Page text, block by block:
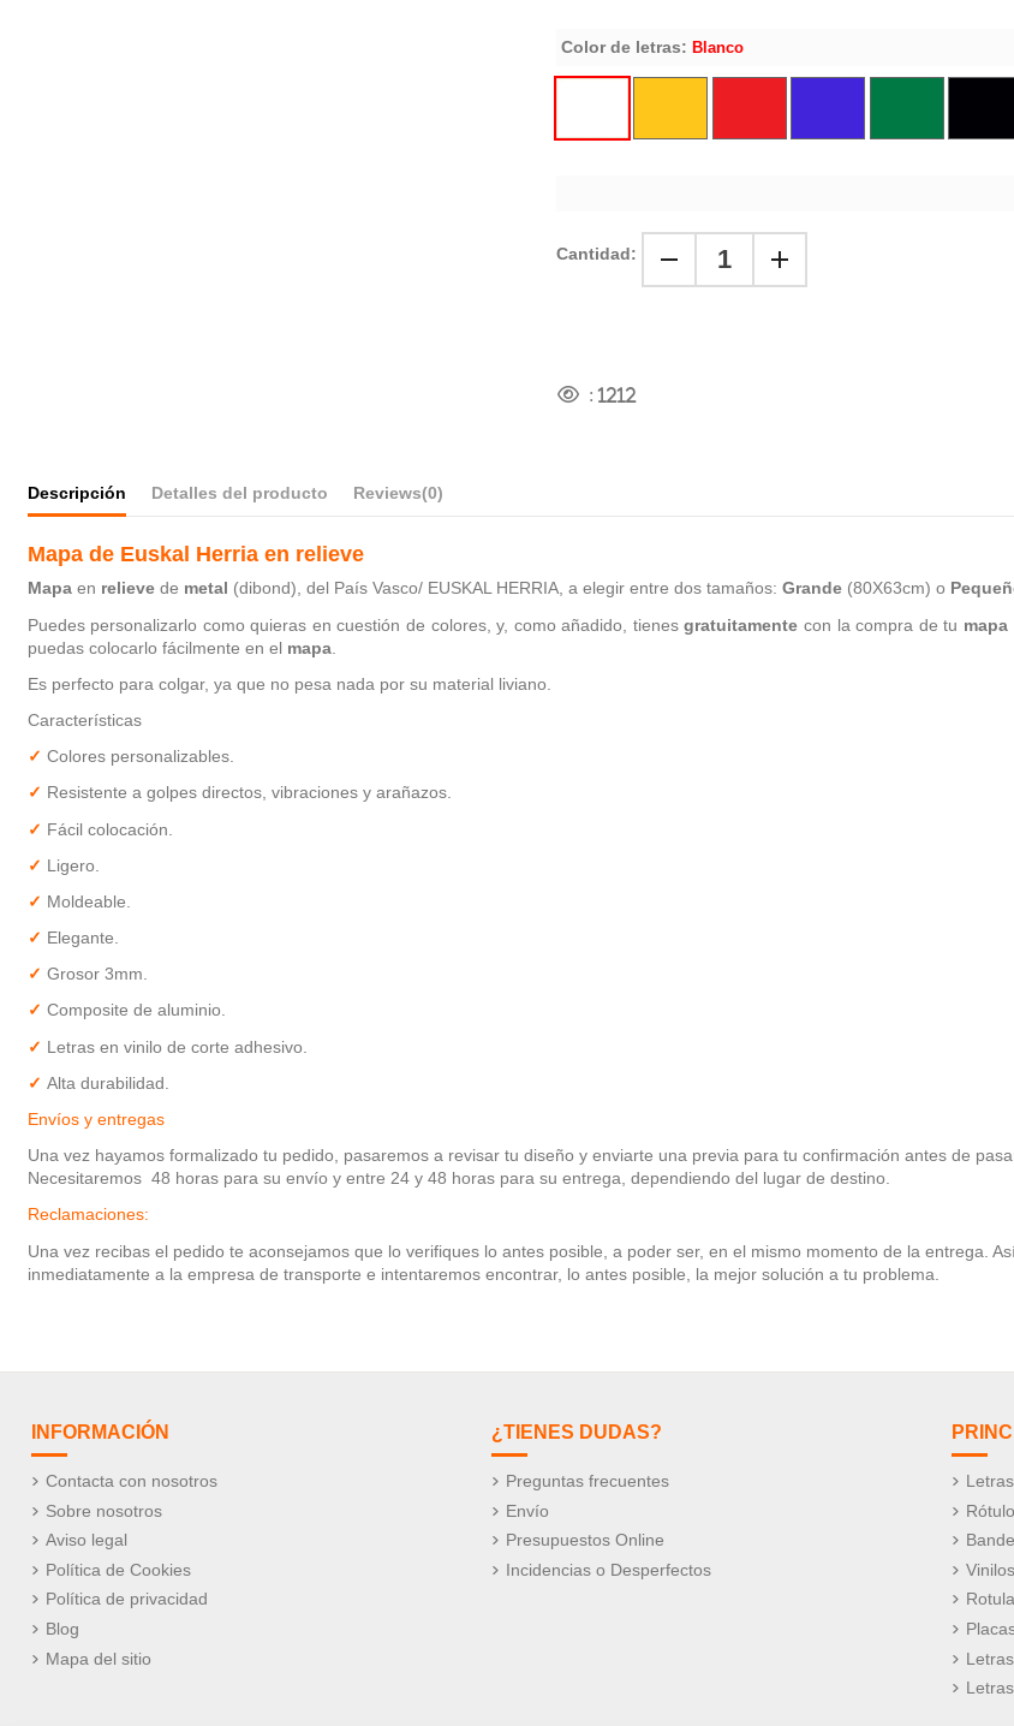
Color de letras: Blanco
Cantidad:
:1212
Descripción Detalles del producto Reviews(0)
Mapa de Euskal Herria en relieve
Mapaen relievede metal (dibond), del País Vasco/ EUSKAL HERRIA, a elegir entre dos tamaños: Grande(80X63cm) o
Puedes personalizarlo como quieras en cuestión de colores, y, como añadido, tienesgratuitamente con la compra de tu mapa
puedas colocarlo fácilmente en el mapa.
Es perfecto para colgar, ya que no pesa nada por su material liviano.
Características
✓ Colores personalizables.
✓ Resistente a golpes directos, vibraciones y arañazos.
✓ Fácil colocación.
✓ Ligero.
✓ Moldeable.
✓ Elegante.
✓ Grosor 3mm.
✓ Composite de aluminio.
✓ Letras en vinilo de corte adhesivo.
✓ Alta durabilidad
Envíos y entregas
Una vez hayamos formalizado tu pedido, pasaremos a revisar tu diseño y enviarte una previa para tu confirmación antes de
Necesitaremos 48 horas para su envío y entre 24 y 48 horas para su entrega, dependiendo del lugar de destino.
Reclamaciones:
Una vez recibas el pedido te aconsejamos que lo verifiques lo antes posible, a poder ser, en el mismo momento de la entrega.
inmediatamente a la empresa de transporte e intentaremos encontrar, lo antes posible, la mejor solución a tu problema.
INFORMACIÓN
Contacta con nosotros
Sobre nosotros
Aviso legal
Política de Cookies
Política de privacidad
Blog
Mapa del sitio
¿TIENES DUDAS?
Preguntas frecuentes
Envío
Presupuestos Online
Incidencias o Desperfectos